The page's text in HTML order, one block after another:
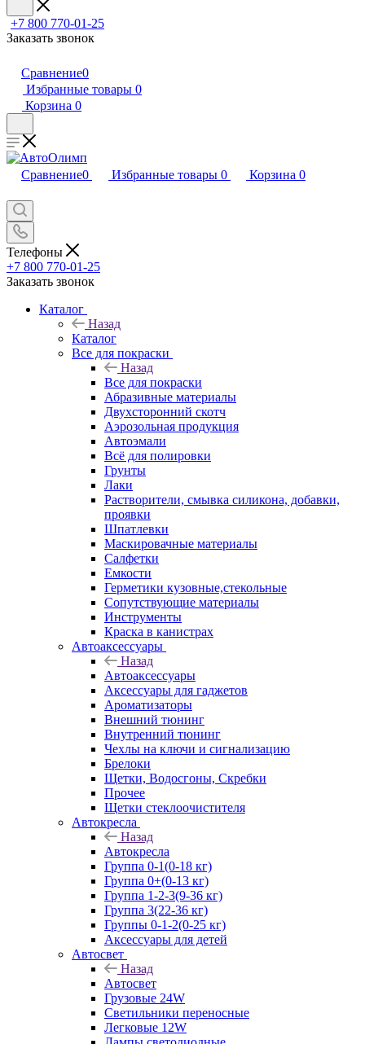
+7 800 770-01-25
Заказать звонок
Сравнение0
Избранные товары 0
Корзина 0
Сравнение0 Избранные товары 0 Корзина 0
Телефоны
+7 800 770-01-25
Заказать звонок
Каталог
Назад
Каталог
Все для покраски
Назад
Все для покраски
Абразивные материалы
Двухсторонний скотч
Аэрозольная продукция
Автоэмали
Всё для полировки
Грунты
Лаки
Растворители, смывка силикона, добавки,
проявки
Шпатлевки
Маскировачные материалы
Салфетки
Емкости
Герметики кузовные,стекольные
Сопутствующие материалы
Инструменты
Краска в канистрах
Автоаксессуары
Назад
Автоаксессуары
Аксессуары для гаджетов
Ароматизаторы
Внешний тюнинг
Внутренний тюнинг
Чехлы на ключи и сигнализацию
Брелоки
Щетки, Водосгоны, Скребки
Прочее
Щетки стеклоочистителя
Автокресла
Назад
Автокресла
Группа 0-1(0-18 кг)
Группа 0+(0-13 кг)
Группа 1-2-3(9-36 кг)
Группа 3(22-36 кг)
Группы 0-1-2(0-25 кг)
Аксессуары для детей
Автосвет
Назад
Автосвет
Грузовые 24W
Светильники переносные
Легковые 12W